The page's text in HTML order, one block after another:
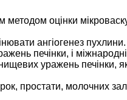
оцінки
ангіогенез пухлини.
печінки, і
уражень печінки,
простати, молочних